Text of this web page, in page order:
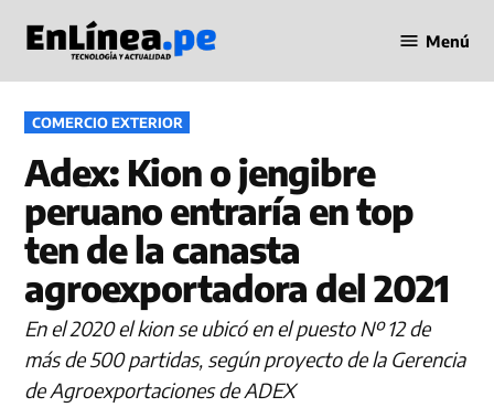
contenido
en Línea
Menú
PUBLICADO
EN
COMERCIO EXTERIOR
Adex: Kion o jengibre
peruano entraría en top
ten de la canasta
agroexportadora del 2021
En el 2020 el kion se ubicó en el puesto Nº 12 de
más de 500 partidas, según proyecto de la Gerencia
de Agroexportaciones de ADEX